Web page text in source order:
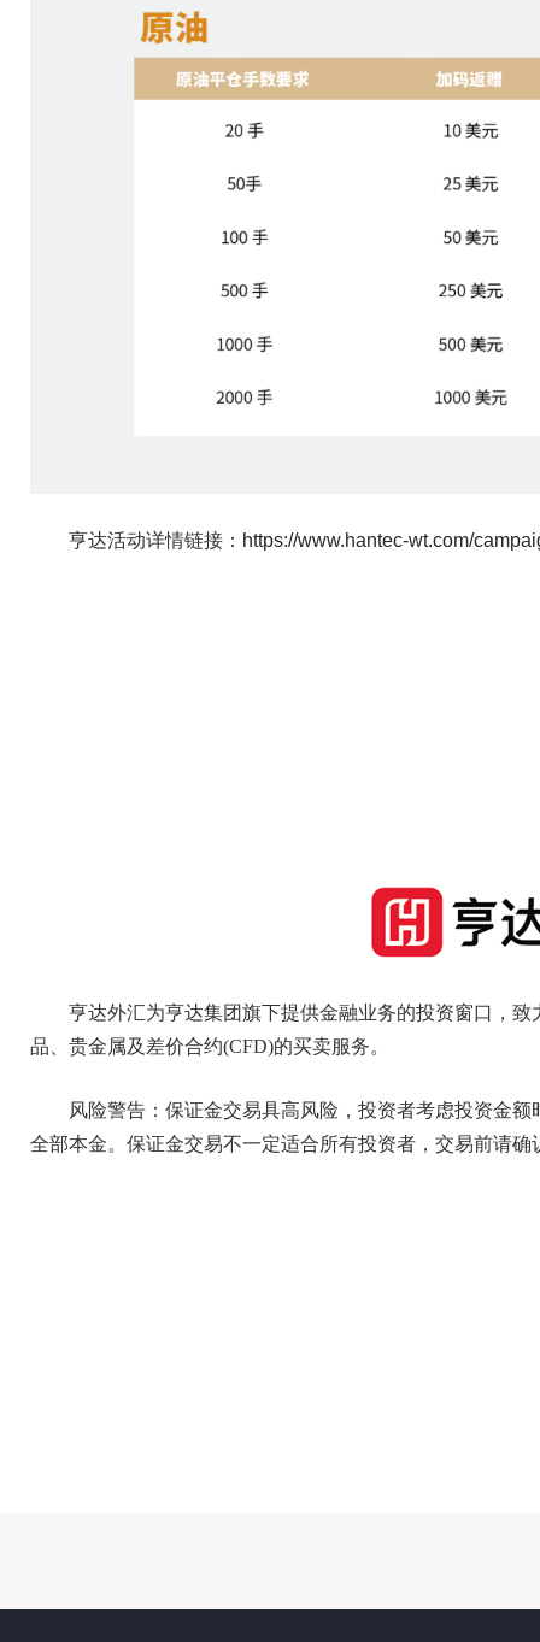
亨达活动详情链接： https://www.hantec-wt.com/
亨达外汇为亨达集团旗下提供金融业务的投资窗口，
品、贵金属及差价合约(CFD)的买卖服务。
风险警告：保证金交易具高风险，投资者考虑投资金
全部本金。保证金交易不一定适合所有投资者，交易前请